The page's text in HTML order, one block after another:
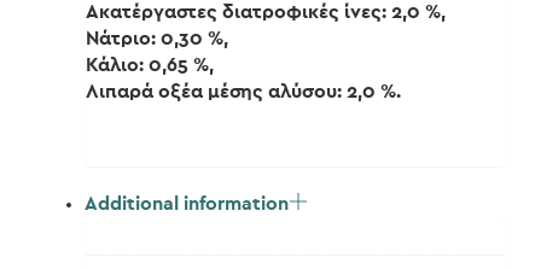
Ακατέργαστες διατροφικές ίνες: 2,0 %,
Νάτριο: 0,30 %,
Κάλιο: 0,65 %,
Λιπαρά οξέα μέσης αλύσου: 2,0 %.
Additional information